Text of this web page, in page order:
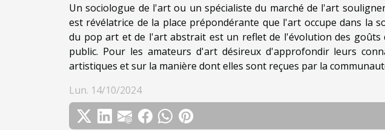
Un sociologue de l'art ou un spécialiste du marché de l'art
est révélatrice de la place prépondérante que l'art occupe dans la
du pop art et de l'art abstrait est un reflet de l'évolution des goûts
public. Pour les amateurs d'art désireux d'approfondir leurs
artistiques et sur la manière dont elles sont reçues par la
Lun. 14/10/2024